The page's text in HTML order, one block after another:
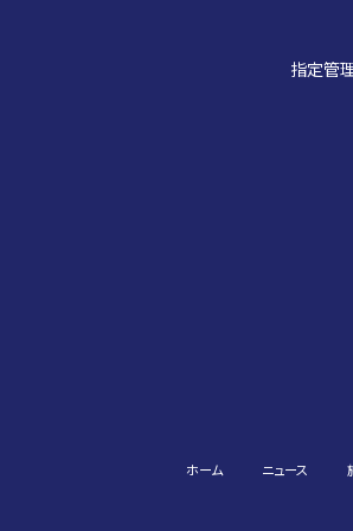
指定管
ホーム ニュース